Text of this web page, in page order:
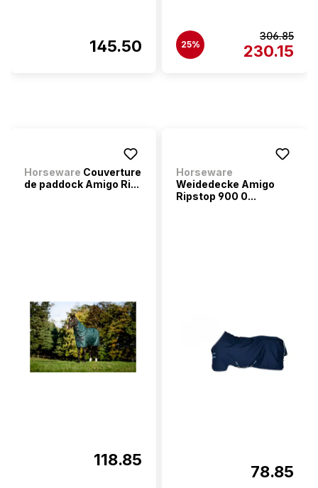
145.50 25%
306.85
230.15
Horseware Couverture
de paddock Amigo Ri...
118.85
Horseware
Weidedecke Amigo
Ripstop 900 0...
78.85